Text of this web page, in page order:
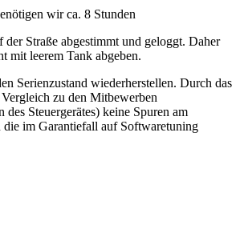
wir ca. 8 Stunden
Straße abgestimmt und geloggt. Daher
mit leerem Tank abgeben.
Serienzustand wiederherstellen. Durch das
zu den Mitbewerben
Steuergerätes) keine Spuren am
die im Garantiefall auf Softwaretuning